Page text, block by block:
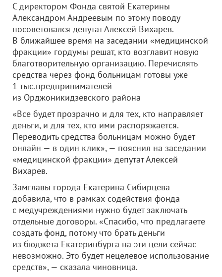
С директором Фонда святой Екатерины
Александром Андреевым по этому поводу
посоветовался депутат Алексей Вихарев.
В ближайшее время на заседании «медицинской
фракции» гордумы решат, кто возглавит новую
благотворительную организацию. Перечислять
средства через фонд больницам готовы уже
1 тыс.предпринимателей
из Орджоникидзевского района
«Все будет прозрачно и для тех, кто направляет
деньги, и для тех, кто ими распоряжается.
Переводить средства больницам можно будет
онлайн — в один клик», — пояснил на заседании
«медицинской фракции» депутат Алексей
Вихарев.
Замглавы города Екатерина Сибирцева
добавила, что в рамках содействия фонда
с медучреждениями нужно будет заключать
отдельные договоры. «Спасибо, что предлагаете
создать фонд, потому что брать деньги
из бюджета Екатеринбурга на эти цели сейчас
невозможно. Это будет нецелевое использование
средств», — сказала чиновница.